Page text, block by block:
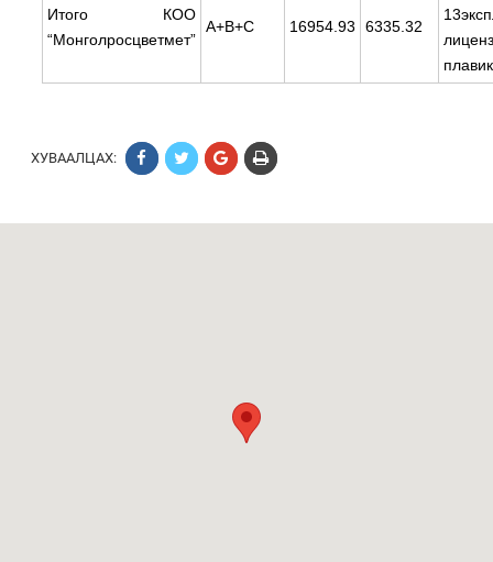
Итого КОО
“Монголросцветмет”
А+В+С 16954.93 6335.32
ХУВААЛЦАХ: